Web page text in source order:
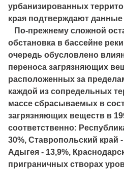
урбанизированных
края подтверждают
По-прежнему сложной
обстановка в бассейне
очередь обусловлено
переноса загрязняющих
расположенных за
каждой из сопредельных
массе сбрасываемых в
загрязняющих веществ в
соответственно:
30%, Ставропольский край
Адыгея - 13,9%,
приграничных створах